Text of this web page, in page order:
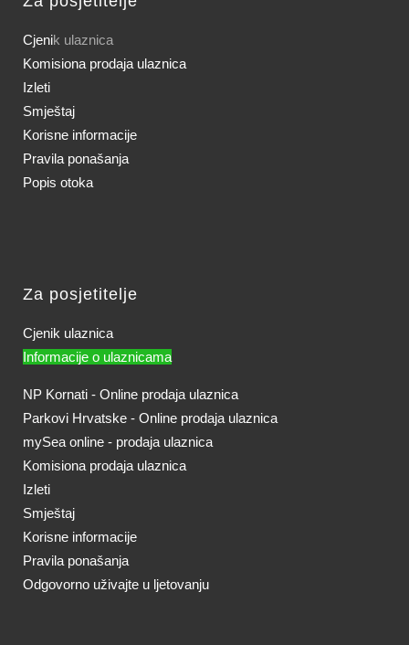
Cjenik ulaznica
Komisiona prodaja ulaznica
Izleti
Smještaj
Korisne informacije
Pravila ponašanja
Popis otoka
Za posjetitelje
Cjenik ulaznica
Informacije o ulaznicama
NP Kornati - Online prodaja ulaznica
Parkovi Hrvatske - Online prodaja ulaznica
mySea online - prodaja ulaznica
Komisiona prodaja ulaznica
Izleti
Smještaj
Korisne informacije
Pravila ponašanja
Odgovorno uživajte u ljetovanju